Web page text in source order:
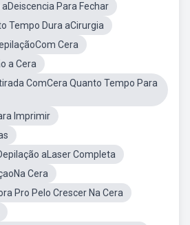
Para Fechar
Tempo Dura aCirurgia
Cera
a Cera
ComCera Quanto Tempo Para
Imprimir
aLaser Completa
Cera
Pro Pelo Crescer Na Cera